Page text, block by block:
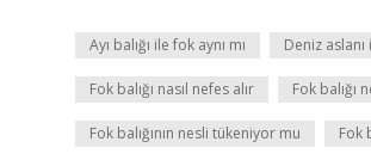
Ayı balığı ile fok aynı mı Deniz aslanı
Fok balığı nasıl nefes alır Fok balığı
Fok balığının nesli tükeniyor mu Fok